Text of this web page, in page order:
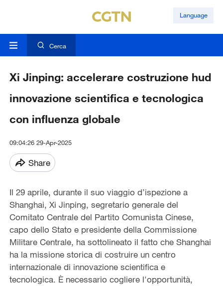
Language
Cerca
Xi Jinping: accelerare costruzione hud
innovazione scientifica e tecnologica
con influenza globale
09:04:26 29-Apr-2025
Share
Il 29 aprile, durante il suo viaggio d’ispezione a
Shanghai, Xi Jinping, segretario generale del
Comitato Centrale del Partito Comunista Cinese,
capo dello Stato e presidente della Commissione
Militare Centrale, ha sottolineato il fatto che Shanghai
ha la missione storica di costruire un centro
internazionale di innovazione scientifica e
tecnologica. È necessario cogliere l'opportunità,